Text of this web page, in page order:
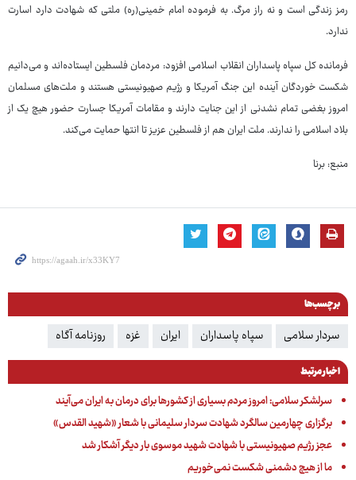
رمز زندگی است و نه راز مرگ. به فرموده امام خمینی(ره) ملتی که شهادت دارد اسارت
ندارد.
فرمانده کل سپاه پاسداران انقلاب اسلامی افزود: مردمان فلسطین ایستاده‌اند و می‌دانیم
شکست خوردگان آینده این جنگ آمریکا و رژیم صهیونیستی هستند و ملت‌های مسلمان
امروز بغضی تمام نشدنی از این جنایت دارند و مقامات آمریکا جسارت حضور هیچ یک از
بلاد اسلامی را ندارند. ملت ایران هم از فلسطین عزیز تا انتها حمایت می‌کند.
منبع: برنا
برچسب‌ها
سردار سلامی سپاه پاسداران ایران غزه روزنامه آگاه
اخبار مرتبط
سرلشکر سلامی: امروز مردم بسیاری از کشورها برای درمان به ایران می‌آیند
برگزاری چهارمین سالگرد شهادت سردار سلیمانی با شعار «شهید القدس»
عجز رژیم صهیونیستی با شهادت شهید موسوی بار دیگر آشکار شد
ما از هیچ دشمنی شکست نمی‌خوریم